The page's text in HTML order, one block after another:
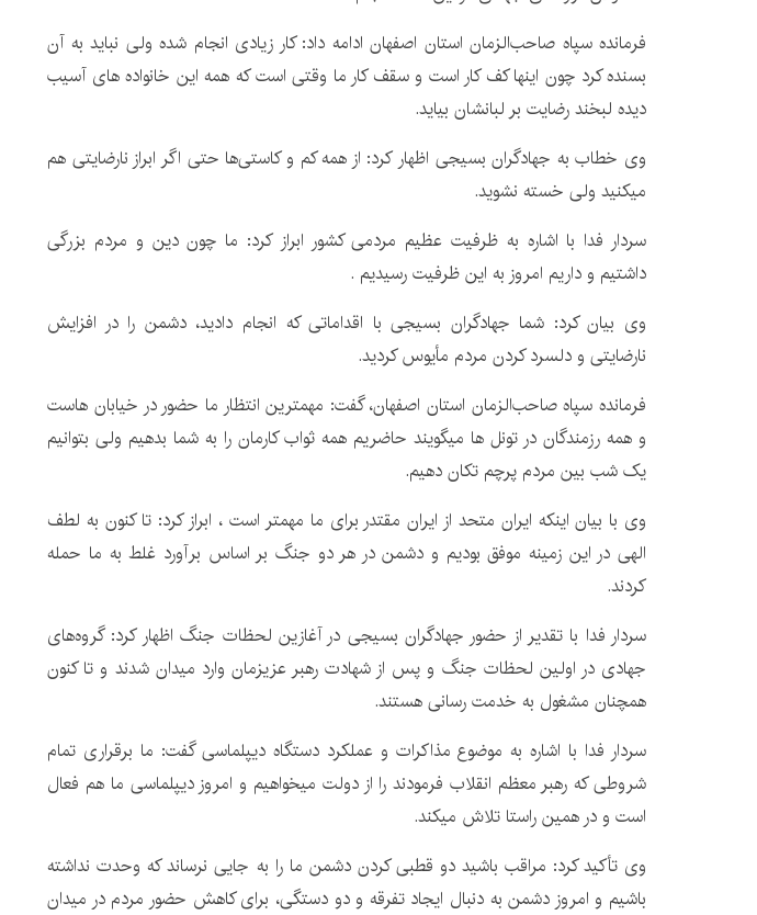
فرمانده سپاه صاحب‌الزمان استان اصفهان ادامه داد: کار زیادی انجام شده ولی نباید به آن
بسنده کرد چون اینها کف کار است و سقف کار ما وقتی است که همه این خانواده های آسیب
دیده لبخند رضایت بر لبانشان بیاید.
وی خطاب به جهادگران بسیجی اظهار کرد: از همه کم و کاستی‌ها حتی اگر ابراز نارضایتی هم
میکنید ولی خسته نشوید.
سردار فدا با اشاره به ظرفیت عظیم مردمی کشور ابراز کرد: ما چون دین و مردم بزرگی
داشتیم و داریم امروز به این ظرفیت رسیدیم .
وی بیان کرد: شما جهادگران بسیجی با اقداماتی که انجام دادید، دشمن را در افزایش
نارضایتی و دلسرد کردن مردم مأیوس کردید.
فرمانده سپاه صاحب‌الزمان استان اصفهان، گفت: مهمترین انتظار ما حضور در خیابان هاست
و همه رزمندگان در تونل ها میگویند حاضریم همه ثواب کارمان را به شما بدهیم ولی بتوانیم
یک شب بین مردم پرچم تکان دهیم.
وی با بیان اینکه ایران متحد از ایران مقتدر برای ما مهمتر است ، ابراز کرد: تا کنون به لطف
الهی در این زمینه موفق بودیم و دشمن در هر دو جنگ بر اساس برآورد غلط به ما حمله
کردند.
سردار فدا با تقدیر از حضور جهادگران بسیجی در آغازین لحظات جنگ اظهار کرد: گروه‌های
جهادی در اولین لحظات جنگ و پس از شهادت رهبر عزیزمان وارد میدان شدند و تا کنون
همچنان مشغول به خدمت رسانی هستند.
سردار فدا با اشاره به موضوع مذاکرات و عملکرد دستگاه دیپلماسی گفت: ما برقراری تمام
شروطی که رهبر معظم انقلاب فرمودند را از دولت میخواهیم و امروز دیپلماسی ما هم فعال
است و در همین راستا تلاش میکند.
وی تأکید کرد: مراقب باشید دو قطبی کردن دشمن ما را به جایی نرساند که وحدت نداشته
باشیم و امروز دشمن به دنبال ایجاد تفرقه و دو دستگی، برای کاهش حضور مردم در میدان